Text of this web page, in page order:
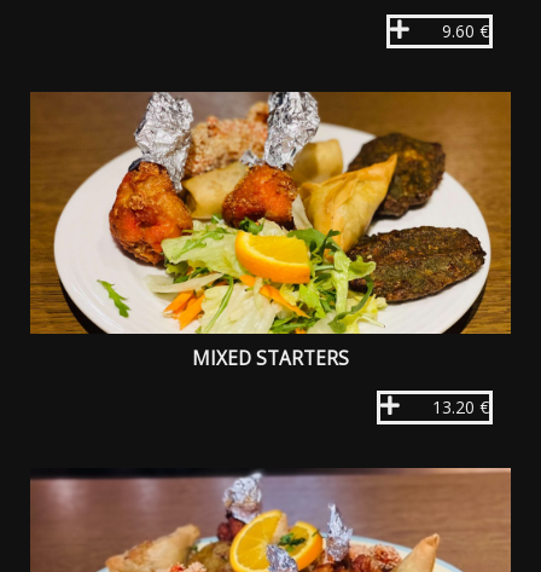
9.60 €
MIXED STARTERS
13.20 €